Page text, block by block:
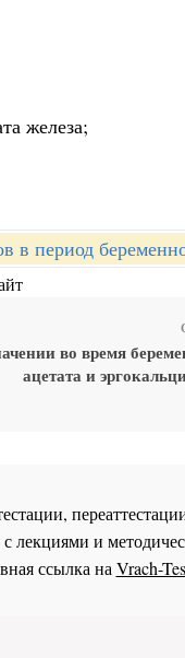
железа;
в период
во время
ацетата и
лекциями и
ссылка наVrach-